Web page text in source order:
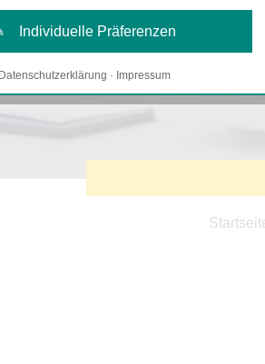
Individuelle Präferenzen
Cookies
Angebotes einschließlich der Verknüpfung zu
Datenschutzerklärung · Impressum